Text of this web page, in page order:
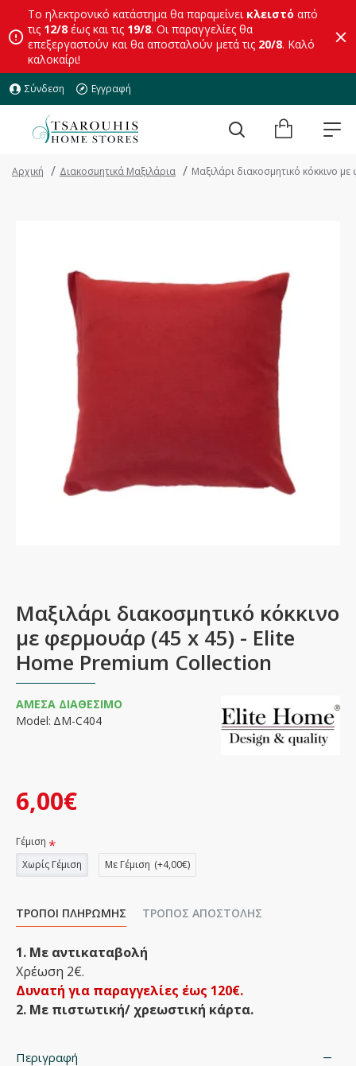
Το ηλεκτρονικό κατάστημα θα παραμείνει κλειστό από
τις 12/8 έως και τις 19/8. Οι παραγγελίες θα
επεξεργαστούν και θα αποσταλούν μετά τις 20/8. Καλό
καλοκαίρι!
Σύνδεση Εγγραφή
Αρχική Διακοσμητικά Μαξιλάρια Μαξιλάρι διακοσμητικό κόκκινο
Μαξιλάρι διακοσμητικό κόκκινο
με φερμουάρ (45 x 45) - Elite
Home Premium Collection
6,00€
ΆΜΕΣΑ ΔΙΑΘΈΣΙΜΟ
Model: ΔΜ-C404
Γέμιση
Χωρίς Γέμιση
Με Γέμιση (+4,00€)
ΤΡΌΠΟΙ ΠΛΗΡΩΜΉΣ ΤΡΌΠΟΣ ΑΠΟΣΤΟΛΉΣ
1. Με αντικαταβολή
Χρέωση 2€.
Δυνατή για παραγγελίες έως 120€.
2. Με πιστωτική/ χρεωστική κάρτα.
Περιγραφή